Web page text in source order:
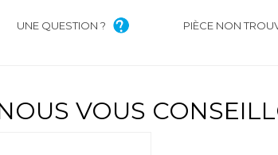
UNE QUESTION ? PIÈCE NON
VOUS